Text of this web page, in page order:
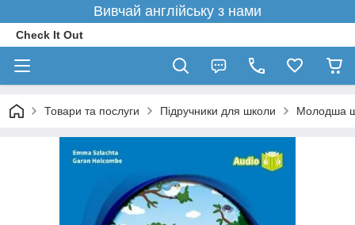
Вивчай англійську з нами
Check It Out
Товари та послуги Підручники для школи Молодша